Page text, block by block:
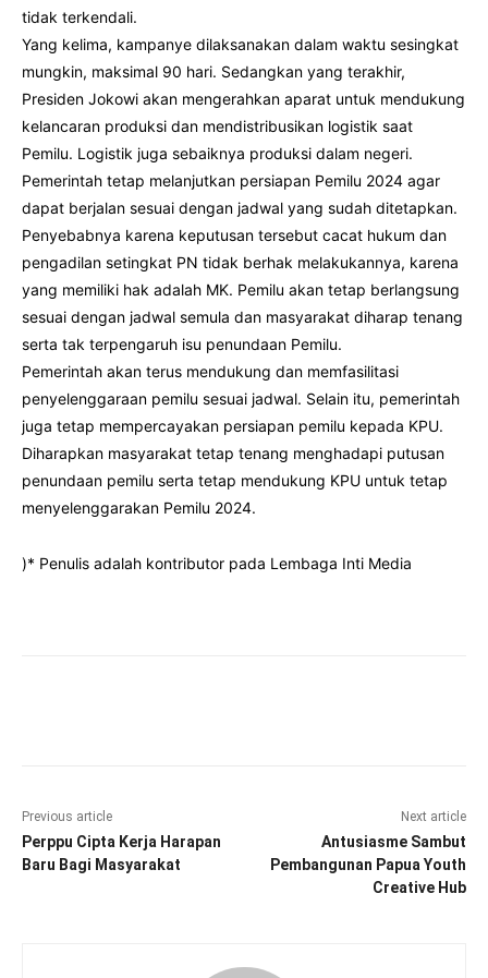
tidak terkendali.
Yang kelima, kampanye dilaksanakan dalam waktu sesingkat
mungkin, maksimal 90 hari. Sedangkan yang terakhir,
Presiden Jokowi akan mengerahkan aparat untuk mendukung
kelancaran produksi dan mendistribusikan logistik saat
Pemilu. Logistik juga sebaiknya produksi dalam negeri.
Pemerintah tetap melanjutkan persiapan Pemilu 2024 agar
dapat berjalan sesuai dengan jadwal yang sudah ditetapkan.
Penyebabnya karena keputusan tersebut cacat hukum dan
pengadilan setingkat PN tidak berhak melakukannya, karena
yang memiliki hak adalah MK. Pemilu akan tetap berlangsung
sesuai dengan jadwal semula dan masyarakat diharap tenang
serta tak terpengaruh isu penundaan Pemilu.
Pemerintah akan terus mendukung dan memfasilitasi
penyelenggaraan pemilu sesuai jadwal. Selain itu, pemerintah
juga tetap mempercayakan persiapan pemilu kepada KPU.
Diharapkan masyarakat tetap tenang menghadapi putusan
penundaan pemilu serta tetap mendukung KPU untuk tetap
menyelenggarakan Pemilu 2024.
)* Penulis adalah kontributor pada Lembaga Inti Media
Previous article
Perppu Cipta Kerja Harapan
Baru Bagi Masyarakat
Next article
Antusiasme Sambut
Pembangunan Papua Youth
Creative Hub